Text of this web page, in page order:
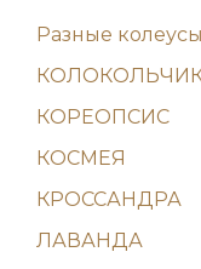
Разные колеусы
КОРЕОПСИС
КОСМЕЯ
КРОССАНДРА
ЛАВАНДА